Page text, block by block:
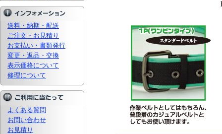
送料・納期・配送
ご注文・お見積り
お支払い・書類発行
変更・返品・交換
表示価格について
修理について
よくある質問
お問い合わせ
お見積り